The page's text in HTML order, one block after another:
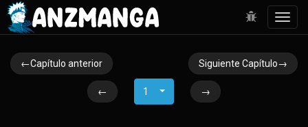
←Capítulo anterior Siguiente Capítulo→
← 1 →